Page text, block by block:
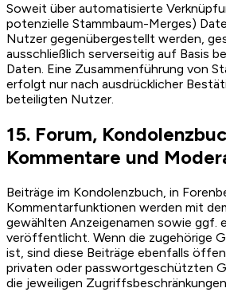
Soweit über automatisierte
potenzielle Stammbaum-Merges)
Nutzer gegenübergestellt werden,
ausschließlich serverseitig auf Basis
Daten. Eine Zusammenführung von
erfolgt nur nach ausdrücklicher
beteiligten Nutzer.
15. Forum,
Kommentare und
Beiträge im Kondolenzbuch, in
Kommentarfunktionen werden mit
gewählten Anzeigenamen sowie ggf.
veröffentlicht. Wenn die zugehörige
ist, sind diese Beiträge ebenfalls
privaten oder passwortgeschützten
die jeweiligen